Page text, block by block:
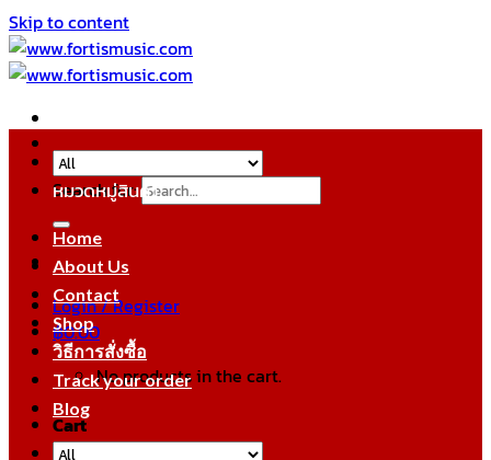
Skip to content
Search for:
Login / Register
฿0.00
No products in the cart.
Cart
หมวดหมู่สินค้า
Home
About Us
Contact
Shop
วิธีการสั่งซื้อ
Track your order
Blog